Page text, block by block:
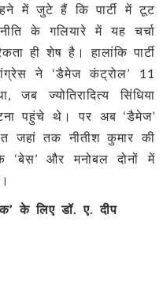
में जुटे हैं कि पार्टी में टूट
के गलियारे में यह चर्चा
ही शेष है। हालांकि पार्टी
ने ‘डैमेज कंट्रोल’ 11
ज्योतिरादित्य सिंधिया
पहुंचे थे। पर अब ‘डैमेज’
जहां तक नीतीश कुमार की
और मनोबल दोनों में
’ के लिए डॉ. ए. दीप